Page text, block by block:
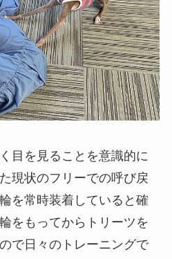
目を見ることを意識的に
現状のフリーでの呼び戻
を常時装着していると確
をもってからトリーツを
で日々のトレーニングで